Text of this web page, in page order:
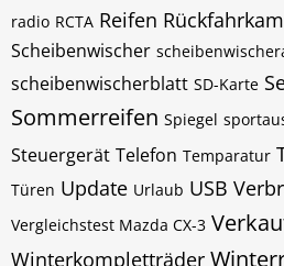
radio RCTA Reifen
Scheibenwischer
scheibenwischerblatt SD-Karte
Sommerreifen Spiegel
Steuergerät Telefon Temparatur
Türen Update Urlaub USB
Vergleichstest Mazda CX-3
Winterkompletträder